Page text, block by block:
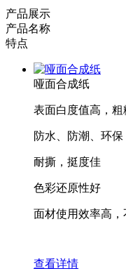
产品展示
产品名称
特点
哑面合成纸
表面白度值高，粗
防水、防潮、环保
耐撕，挺度佳
色彩还原性好
面材使用效率高
查看详情